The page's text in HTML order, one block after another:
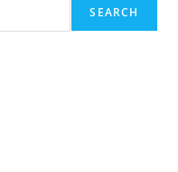
SEARCH